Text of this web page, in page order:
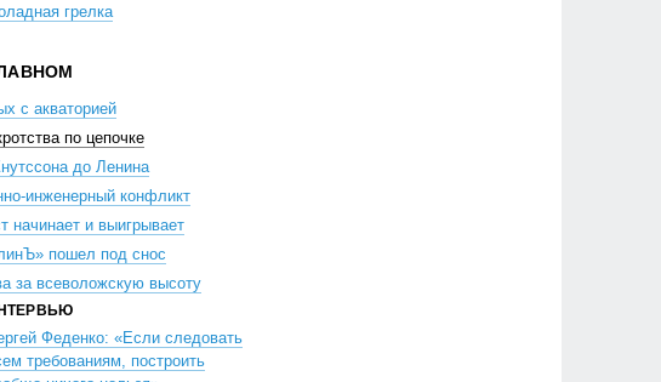
грелка
с акваторией
по цепочке
до Ленина
инженерный конфликт
начинает и выигрывает
пошел под снос
за всеволожскую высоту
Феденко: «Если следовать
требованиям, построить